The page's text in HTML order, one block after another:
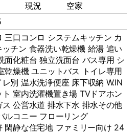
現況
空家
三口コンロ システムキッチン カ
ッチン 食器洗い乾燥機 給湯 追い
面化粧台 独立洗面台 バス専用 シ
乾燥機 ユニットバス トイレ専用
レ別 温水洗浄便座 床下収納 W.IN
室内洗濯機置き場 TVドアホン
ス 公営水道 排水下水 排水その他
ルコニー フローリング
閑静な住宅地 ファミリー向け 24